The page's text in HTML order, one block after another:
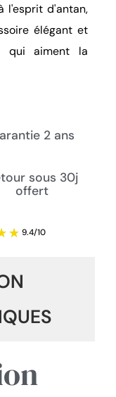
l'esprit d'antan,
élégant et
qui aiment la
2 ans
sous 30j
offert